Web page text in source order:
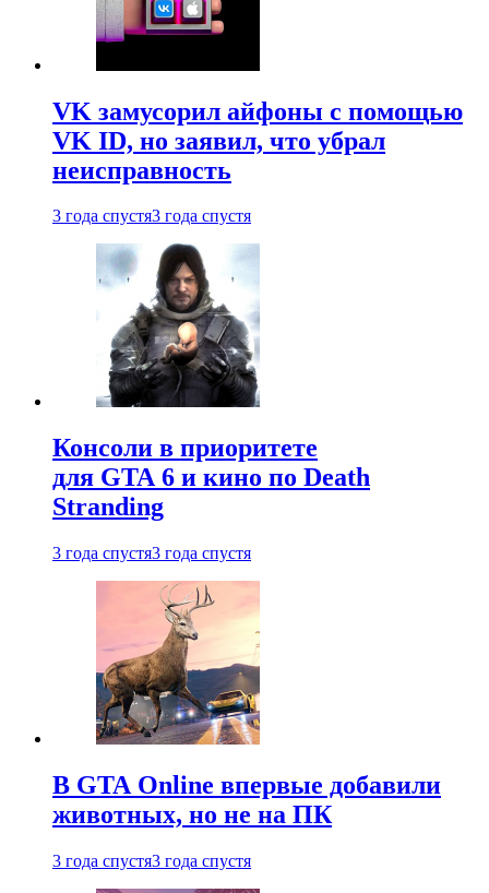
VK замусорил айфоны с помощью
VK ID, но заявил, что убрал
неисправность
3 года спустя3 года спустя
Консоли в приоритете
для GTA 6 и кино по Death
Stranding
3 года спустя3 года спустя
В GTA Online впервые добавили
животных, но не на ПК
3 года спустя3 года спустя